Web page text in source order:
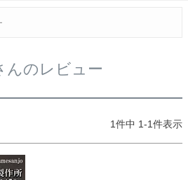
んのレビュー
1件中 1-1件表示